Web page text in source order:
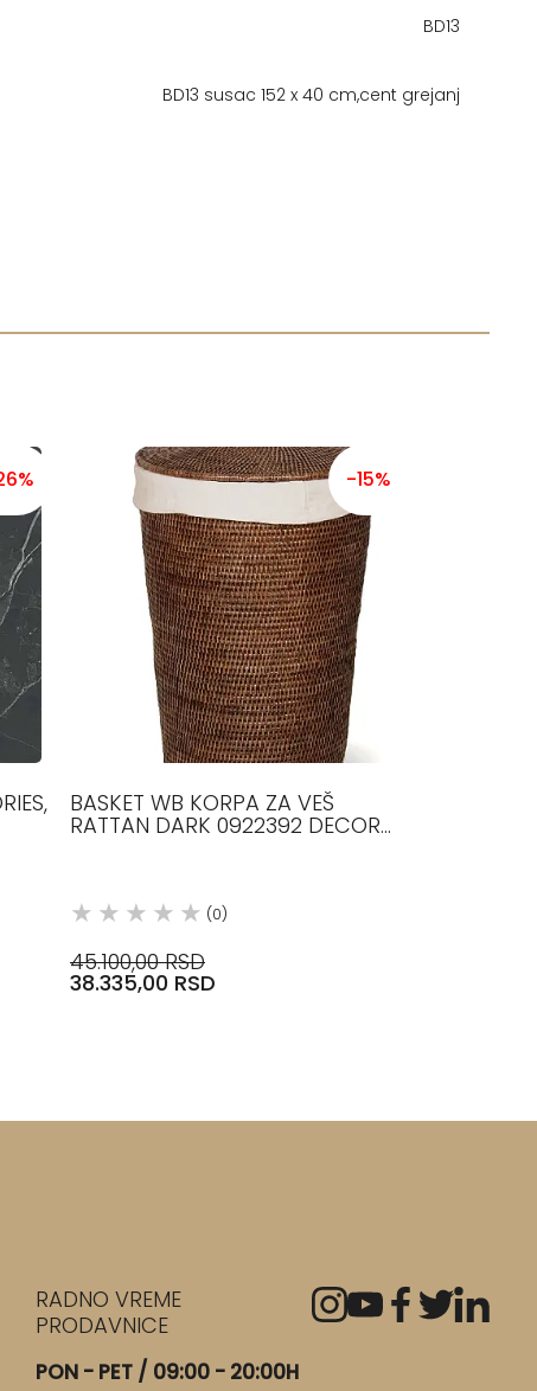
BD13
BD13 susac 152 x 40 cm,cent grejanj
-15%
BASKET WB KORPA ZA VEŠ
RATTAN DARK 0922392 DECOR
(0)
45.100,00 RSD
38.335,00 RSD
RADNO VREME
PRODAVNICE
PON - PET / 09:00 - 20:00H